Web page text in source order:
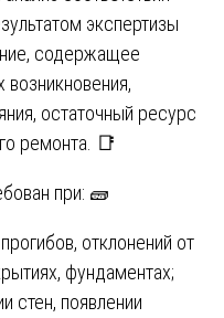
экспертизы
содержащее
остаточный ресурс
ремонта. 📑
при: 🧱
отклонений от
фундаментах;
стен, появлении